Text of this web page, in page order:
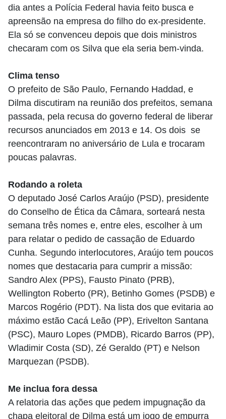
dia antes a Polícia Federal havia feito busca e
apreensão na empresa do filho do ex-presidente.
Ela só se convenceu depois que dois ministros
checaram com os Silva que ela seria bem-vinda.
Clima tenso
O prefeito de São Paulo, Fernando Haddad, e
Dilma discutiram na reunião dos prefeitos, semana
passada, pela recusa do governo federal de liberar
recursos anunciados em 2013 e 14. Os dois se
reencontraram no aniversário de Lula e trocaram
poucas palavras.
Rodando a roleta
O deputado José Carlos Araújo (PSD), presidente
do Conselho de Ética da Câmara, sorteará nesta
semana três nomes e, entre eles, escolher à um
para relatar o pedido de cassação de Eduardo
Cunha. Segundo interlocutores, Araújo tem poucos
nomes que destacaria para cumprir a missão:
Sandro Alex (PPS), Fausto Pinato (PRB),
Wellington Roberto (PR), Betinho Gomes (PSDB) e
Marcos Rogério (PDT). Na lista dos que evitaria ao
máximo estão Cacá Leão (PP), Erivelton Santana
(PSC), Mauro Lopes (PMDB), Ricardo Barros (PP),
Wladimir Costa (SD), Zé Geraldo (PT) e Nelson
Marquezan (PSDB).
Me inclua fora dessa
A relatoria das ações que pedem impugnação da
chapa eleitoral de Dilma está um jogo de empurra